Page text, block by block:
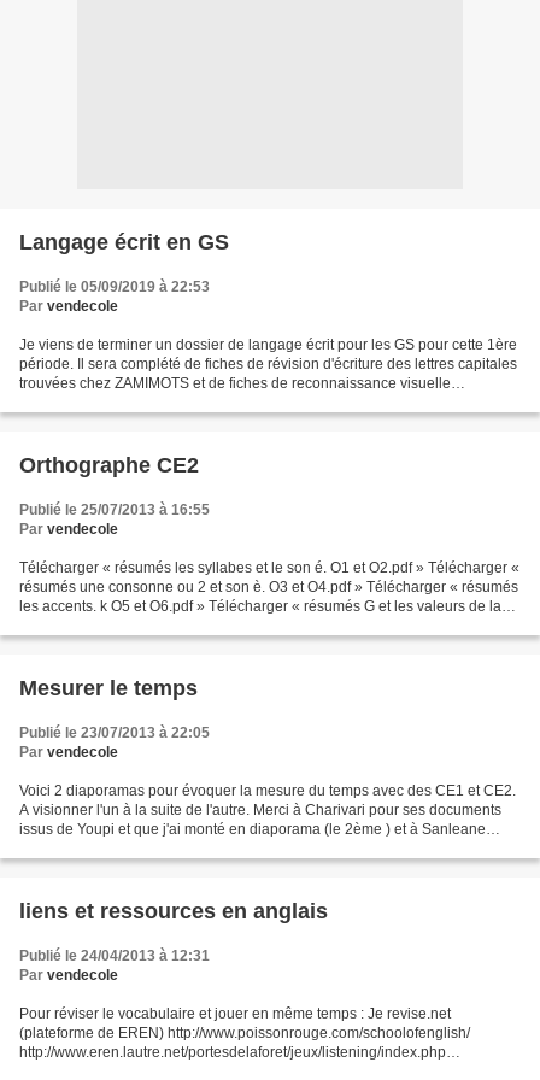
Langage écrit en GS
Publié le 05/09/2019 à 22:53
Par vendecole
Je viens de terminer un dossier de langage écrit pour les GS pour cette 1ère
période. Il sera complété de fiches de révision d'écriture des lettres capitales
trouvées chez ZAMIMOTS et de fiches de reconnaissance visuelle
Orthographe CE2
Publié le 25/07/2013 à 16:55
Par vendecole
Télécharger « résumés les syllabes et le son é. O1 et O2.pdf » Télécharger «
résumés une consonne ou 2 et son è. O3 et O4.pdf » Télécharger « résumés
les accents. k O5 et O6.pdf » Télécharger « résumés G et les valeurs de la
Mesurer le temps
Publié le 23/07/2013 à 22:05
Par vendecole
Voici 2 diaporamas pour évoquer la mesure du temps avec des CE1 et CE2.
A visionner l'un à la suite de l'autre. Merci à Charivari pour ses documents
issus de Youpi et que j'ai monté en diaporama (le 2ème ) et à Sanleane
liens et ressources en anglais
Publié le 24/04/2013 à 12:31
Par vendecole
Pour réviser le vocabulaire et jouer en même temps : Je revise.net
(plateforme de EREN) http://www.poissonrouge.com/schoolofenglish/
http://www.eren.lautre.net/portesdelaforet/jeux/listening/index.php